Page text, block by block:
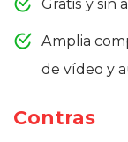
Gratis y sin
Amplia
de vídeo y
Contras